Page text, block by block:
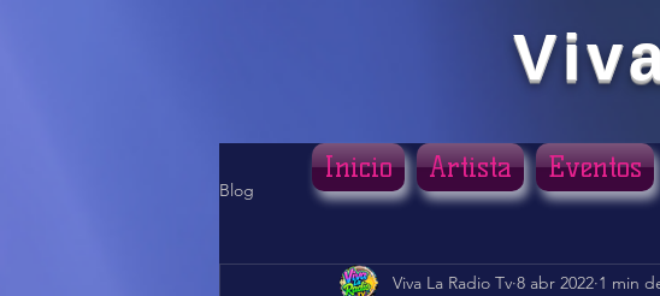
Blog
Viva La Radio Tv 8 abr 2022 1 min
Inicio Artista Eventos